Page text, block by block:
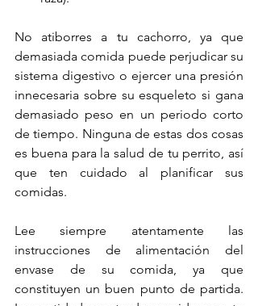
No atiborres a tu cachorro, ya que
demasiada comida puede perjudicar su
sistema digestivo o ejercer una presión
innecesaria sobre su esqueleto si gana
demasiado peso en un periodo corto
de tiempo. Ninguna de estas dos cosas
es buena para la salud de tu perrito, así
que ten cuidado al planificar sus
comidas.
Lee siempre atentamente las
instrucciones de alimentación del
envase de su comida, ya que
constituyen un buen punto de partida.